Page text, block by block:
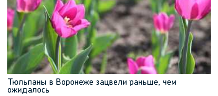
Тюльпаны в Воронеже зацвели раньше, чем
ожидалось